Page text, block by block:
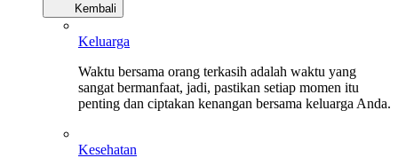
Kembali
Keluarga
Waktu bersama orang terkasih adalah waktu yang
sangat bermanfaat, jadi, pastikan setiap momen itu
penting dan ciptakan kenangan bersama keluarga Anda.
Kesehatan